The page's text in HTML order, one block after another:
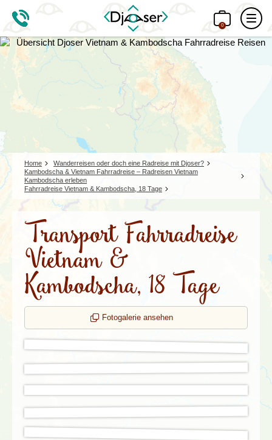
0
Home
Wanderreisen oder doch eine Radreise mit Djoser?
Kambodscha & Vietnam Fahrradreise – Radreisen Vietnam
Kambodscha erleben
Fahrradreise Vietnam & Kambodscha, 18 Tage
Transport Fahrradreise
Vietnam &
Kambodscha, 18 Tage
Fotogalerie ansehen